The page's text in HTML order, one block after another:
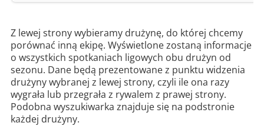
Z lewej strony wybieramy drużynę, do której chcemy
porównać inną ekipę. Wyświetlone zostaną informacje
o wszystkich spotkaniach ligowych obu drużyn od
sezonu. Dane będą prezentowane z punktu widzenia
drużyny wybranej z lewej strony, czyli ile ona razy
wygrała lub przegrała z rywalem z prawej strony.
Podobna wyszukiwarka znajduje się na podstronie
każdej drużyny.